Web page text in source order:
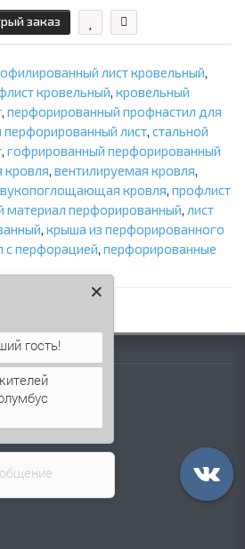
заказ
лист кровельный,
кровельный, кровельный
, перфорированный профнастил для
перфорированный лист, стальной
, гофрированный перфорированный
кровля, вентилируемая кровля,
кровля, профлист
материал перфорированный, лист
, крыша из перфорированного
с перфорацией, перфорированные